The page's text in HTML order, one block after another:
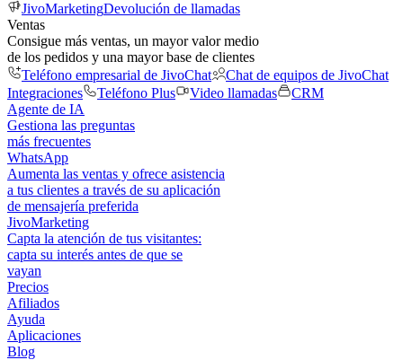
JivoMarketingDevolución de llamadas
Ventas
Consigue más ventas, un mayor valor medio
de los pedidos y una mayor base de clientes
Teléfono empresarial de JivoChat
Chat de equipos de JivoChat
Integraciones
Teléfono Plus Video llamadas
CRM
Agente de IA
Gestiona las preguntas
más frecuentes
WhatsApp
Aumenta las ventas y ofrece asistencia
a tus clientes a través de su aplicación
de mensajería preferida
JivoMarketing
Capta la atención de tus visitantes:
capta su interés antes de que se
vayan
Precios
Afiliados
Ayuda
Aplicaciones
Blog